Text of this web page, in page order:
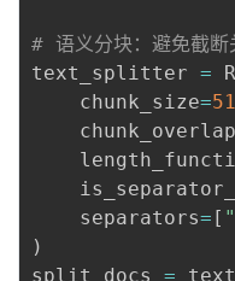
# 语义分块：避免截断
text_splitter =
    chunk_size
=
    chunk_overlap
    separators
= [
)
split_docs =